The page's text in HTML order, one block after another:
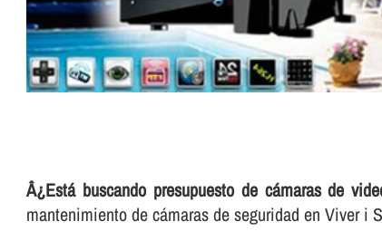
Â¿Está buscando presupuesto de cámaras de
mantenimiento de cámaras de seguridad en Viver i